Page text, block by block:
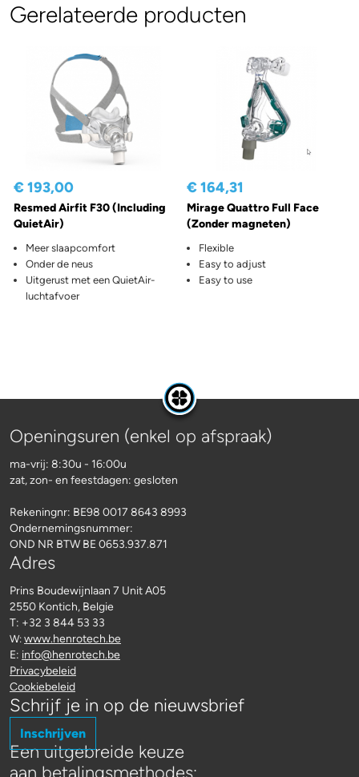
Gerelateerde producten
€ 193,00
Resmed Airfit F30 (Including
QuietAir)
Meer slaapcomfort
Onder de neus
Uitgerust met een QuietAir-
luchtafvoer
€ 164,31
Mirage Quattro Full Face
(Zonder magneten)
Flexible
Easy to adjust
Easy to use
Openingsuren (enkel op afspraak)
ma-vrij: 8:30u - 16:00u
zat, zon- en feestdagen: gesloten
Rekeningnr: BE98 0017 8643 8993
Ondernemingsnummer:
OND NR BTW BE 0653.937.871
Adres
Prins Boudewijnlaan 7 Unit A05
2550 Kontich, Belgie
T: +32 3 844 53 33
W: www.henrotech.be
E: info@henrotech.be
Privacybeleid
Cookiebeleid
Schrijf je in op de nieuwsbrief
Inschrijven
Een uitgebreide keuze
aan betalingsmethodes: